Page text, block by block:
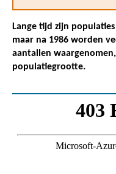
Lange tijd zijn
maar na 1986 worden
aantallen
populatiegrootte.